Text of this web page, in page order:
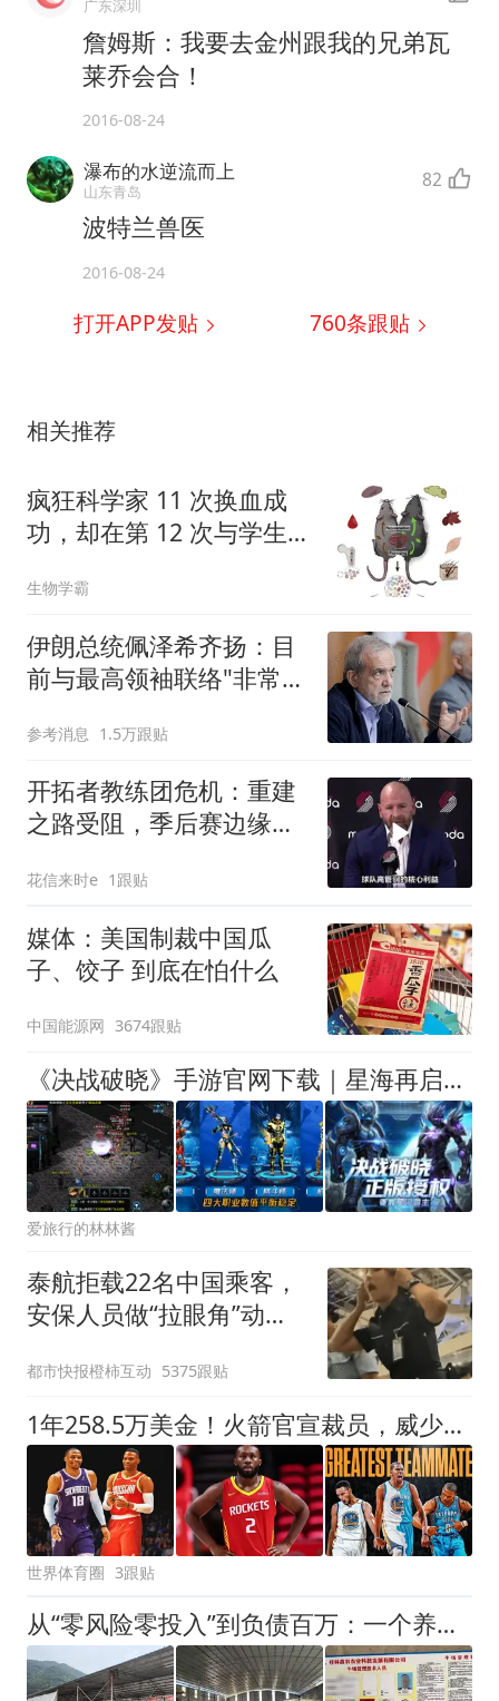
广东深圳
詹姆斯：我要去金州跟我的兄弟瓦
莱乔会合！
2016-08-24
瀑布的水逆流而上
山东青岛 82
波特兰兽医
2016-08-24
打开APP发贴 760条跟贴
相关推荐
疯狂科学家 11 次换血成
功，却在第 12 次与学生
类输血史上的开拓者
生物学霸
伊朗总统佩泽希齐扬：目
前与最高领袖联络"非常困
参考消息 1.5万跟贴
开拓者教练团危机：重建
之路受阻，季后赛边缘谁
花信来时e 1跟贴
媒体：美国制裁中国瓜
子、饺子 到底在怕什么
中国能源网 3674跟贴
《决战破晓》手游官网下载｜星海再启，致漂泊星际的老开拓者，S57星海无垠新区开区寻回最初的远征初心
爱旅行的林林酱
泰航拒载22名中国乘客，
安保人员做“拉眼角”动
拒绝登机决定由航司作
出；亲历者：曾承诺免费
改签但没兑现
都市快报橙柿互动 5375跟贴
1年258.5万美金！火箭官宣裁员，威少进退两难
世界体育圈 3跟贴
从“零风险零投入”到负债百万：一个养牛项目崩盘后，谁该为农户的贷款买单丨红星调查